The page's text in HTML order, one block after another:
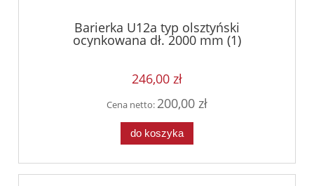
Barierka U12a typ olsztyński
ocynkowana dł. 2000 mm (1)
246,00 zł
Cena netto: 200,00 zł
do koszyka